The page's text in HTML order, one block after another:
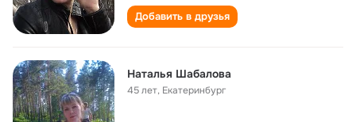
Добавить в друзья
Наталья Шабалова
45 лет, Екатеринбург